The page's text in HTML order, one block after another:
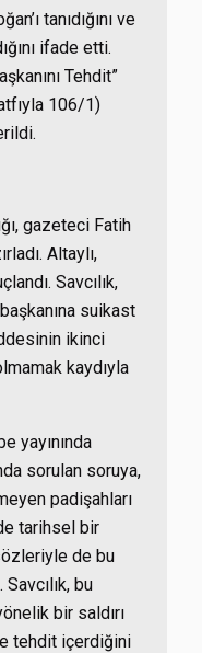
tanıdığını ve
ifade etti.
Tehdit”
106/1)
gazeteci Fatih
Altaylı,
Savcılık,
suikast
ikinci
kaydıyla
yayınında
sorulan soruya,
padişahları
tarihsel bir
de bu
bu
bir saldırı
tehdit içerdiğini